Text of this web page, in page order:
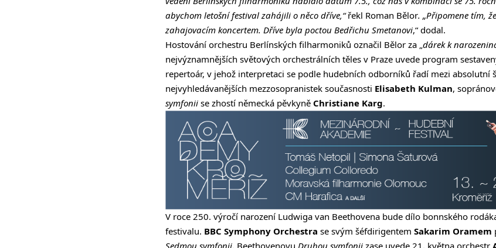
abychom letošní festival zahájili o něco dříve,“řekl Roman Bělor. „Připomene tím,
zahajovacím koncertem. Dříve byla poctou Bedřichu Smetanovi,“ dodal.
Hostování orchestru Berlínských filharmoniků označil Bělor za „ dárek k
nejvýznamnějších světových orchestrálních těles v Praze uvede program
repertoár, v jehož interpretaci se podle hudebních odborníků řadí mezi absolutní
nejvyhledávanějších mezzosopranistek současnosti Elisabeth Kulman,
symfonii se zhostí německá pěvkyně Christiane Karg.
V roce 250. výročí narození Ludwiga van Beethovena bude dílo bonnského
festivalu. BBC Symphony Orchestra se svým šéfdirigentem Sakarim Oramem
Sedmou symfonii. Beethovenovu Druhou symfonii zase uvede 21. května orchestr